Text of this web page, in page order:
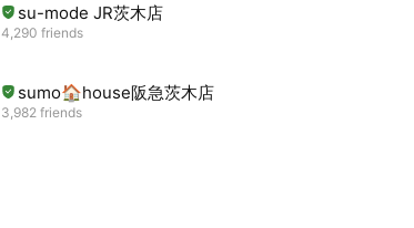
su-mode JR茨木店
4,290 friends
sumo🏠house阪急茨木店
3,982 friends